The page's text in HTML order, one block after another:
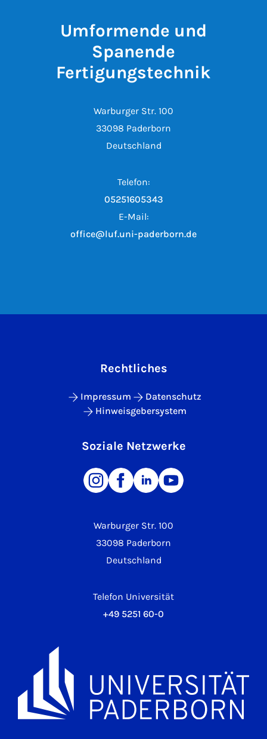
Umformende und
Spanende
Fertigungstechnik
Warburger Str. 100
33098 Paderborn
Deutschland
Telefon:
05251605343
E-Mail:
office@luf.uni-paderborn.de
Warburger Str. 100
33098 Paderborn
Deutschland
Telefon Universität
+49 5251 60-0
Rechtliches
Impressum
Datenschutz
Hinweisgebersystem
Soziale Netzwerke